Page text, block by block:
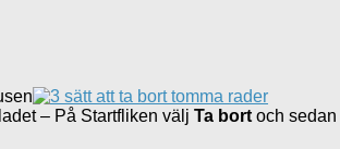
– På Startfliken välj Ta bort och sedan